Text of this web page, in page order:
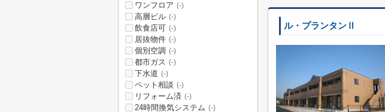
ル・プランタンⅡ
ワンフロア (-)
高層ビル (-)
飲食店可 (-)
居抜物件 (-)
個別空調 (-)
都市ガス (-)
下水道 (-)
ペット相談 (-)
リフォーム済 (-)
24時間換気システム (-)